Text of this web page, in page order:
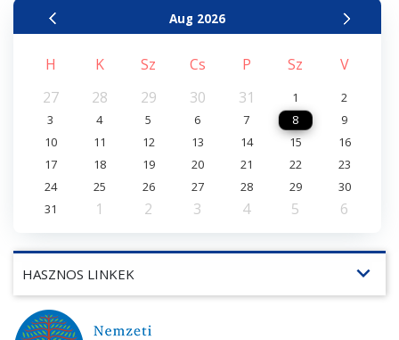
Aug 2026
H K Sz Cs P Sz
V
27
28 29 30 31 1
2
3
4 5 6 7 8
9
10
11 12 13 14 15
16
17
18 19 20 21 22
23
24
25 26 27 28 29
30
31
1 2 3 4 5 6
HASZNOS LINKEK expand_more